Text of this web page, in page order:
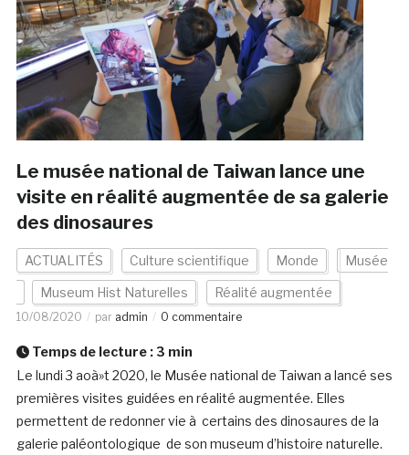
Le musée national de Taiwan lance une
visite en réalité augmentée de sa galerie
des dinosaures
ACTUALITÉS Culture scientifique Monde Musée
Museum Hist Naturelles Réalité augmentée
10/08/2020 par admin 0 commentaire
Temps de lecture : 3 min
Le lundi 3 aoà»t 2020, le Musée national de Taiwan a lancé ses
premières visites guidées en réalité augmentée. Elles
permettent de redonner vie à certains des dinosaures de la
galerie paléontologique de son museum d’histoire naturelle.